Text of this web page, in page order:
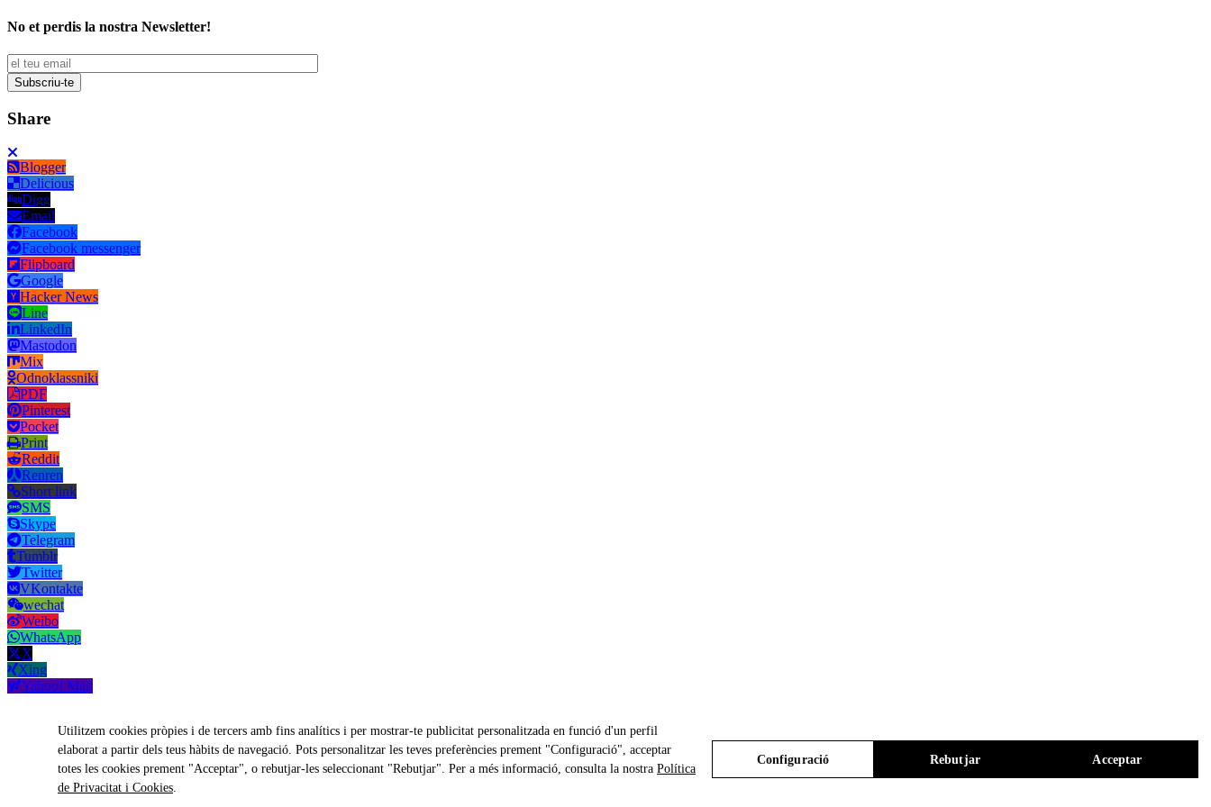
No et perdis la nostra Newsletter!
Share
Blogger
Delicious
Digg
Email
Facebook
Facebook messenger
Flipboard
Google
Hacker News
Line
LinkedIn
Mastodon
Mix
Odnoklassniki
PDF
Pinterest
Pocket
Print
Reddit
Renren
Short link
SMS
Skype
Telegram
Tumblr
Twitter
VKontakte
wechat
Weibo
WhatsApp
X
Xing
Yahoo! Mail
Copy link
Utilitzem cookies pròpies i de tercers amb fins analítics i per mostrar-te publicitat personalitzada en funció d'un perfil
elaborat a partir dels teus hàbits de navegació. Pots personalitzar les teves preferències prement "Configuració", acceptar
totes les cookies prement "Acceptar", o rebutjar-les seleccionant "Rebutjar". Per a més informació, consulta la nostra Política
de Privacitat i Cookies.
Configuració Rebutjar Acceptar